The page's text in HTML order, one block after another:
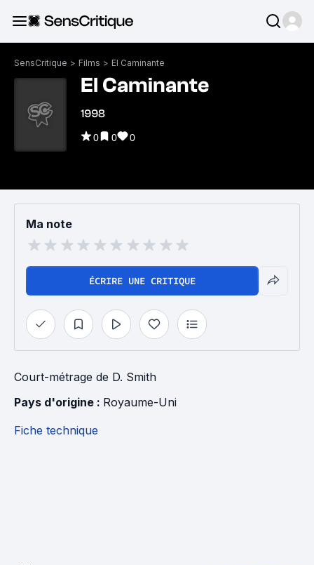
SensCritique > Films > El Caminante
El Caminante
1998
0 0 0
Ma note
ÉCRIRE UNE CRITIQUE
Court-métrage de D. Smith
Pays d'origine : Royaume-Uni
Fiche technique